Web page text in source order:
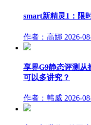
smart新精灵1：限
作者：高娜 2026-
享界G9静态评测从
可以多讲究？
作者：韩威 2026-